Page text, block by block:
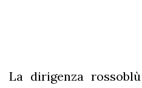
La dirigenza